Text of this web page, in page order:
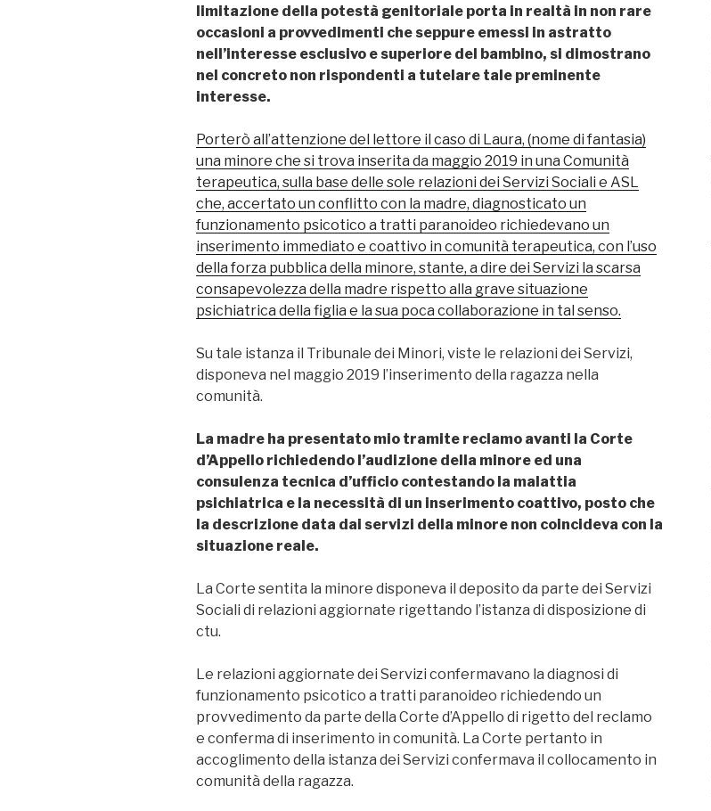
limitazione della potestà genitoriale porta in realtà in non rare
occasioni a provvedimenti che seppure emessi in astratto
nell’interesse esclusivo e superiore del bambino, si dimostrano
nel concreto non rispondenti a tutelare tale preminente
interesse.
Porterò all’attenzione del lettore il caso di Laura, (nome di fantasia)
una minore che si trova inserita da maggio 2019 in una Comunità
terapeutica, sulla base delle sole relazioni dei Servizi Sociali e ASL
che, accertato un conflitto con la madre, diagnosticato un
funzionamento psicotico a tratti paranoideo richiedevano un
inserimento immediato e coattivo in comunità terapeutica, con l’uso
della forza pubblica della minore, stante, a dire dei Servizi la scarsa
consapevolezza della madre rispetto alla grave situazione
psichiatrica della figlia e la sua poca collaborazione in tal senso.
Su tale istanza il Tribunale dei Minori, viste le relazioni dei Servizi,
disponeva nel maggio 2019 l’inserimento della ragazza nella
comunità.
La madre ha presentato mio tramite reclamo avanti la Corte
d’Appello richiedendo l’audizione della minore ed una
consulenza tecnica d’ufficio contestando la malattia
psichiatrica e la necessità di un inserimento coattivo, posto che
la descrizione data dai servizi della minore non coincideva con la
situazione reale.
La Corte sentita la minore disponeva il deposito da parte dei Servizi
Sociali di relazioni aggiornate rigettando l’istanza di disposizione di
ctu.
Le relazioni aggiornate dei Servizi confermavano la diagnosi di
funzionamento psicotico a tratti paranoideo richiedendo un
provvedimento da parte della Corte d’Appello di rigetto del reclamo
e conferma di inserimento in comunità. La Corte pertanto in
accoglimento della istanza dei Servizi confermava il collocamento in
comunità della ragazza.